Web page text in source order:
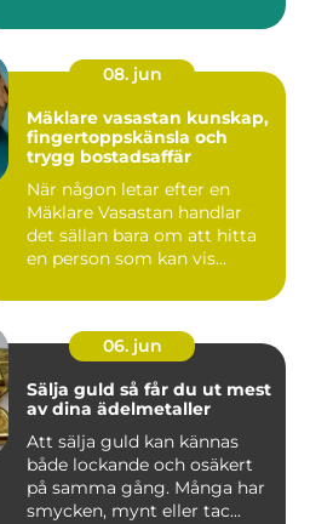
08. jun
Mäklare vasastan kunskap,
fingertoppskänsla och
trygg bostadsaffär
När någon letar efter en
Mäklare Vasastan handlar
det sällan bara om att hitta
en person som kan vis...
06. jun
Sälja guld så får du ut mest
av dina ädelmetaller
Att sälja guld kan kännas
både lockande och osäkert
på samma gång. Många har
smycken, mynt eller tac...